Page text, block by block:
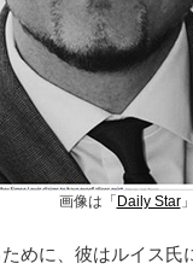
画像は「 Daily Star
めに、彼はルイス氏